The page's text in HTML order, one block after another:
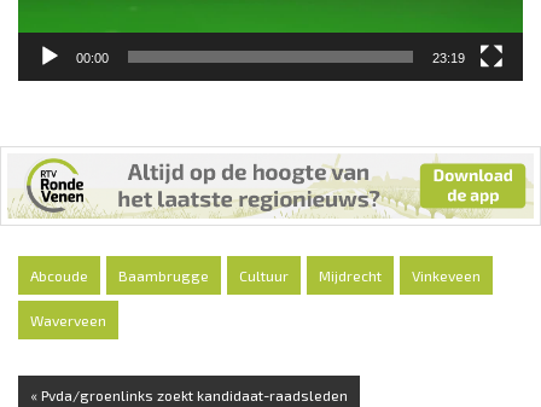
00:00 23:19
Abcoude Baambrugge Cultuur Mijdrecht Vinkeveen
Waverveen
« Pvda/groenlinks zoekt kandidaat-raadsleden